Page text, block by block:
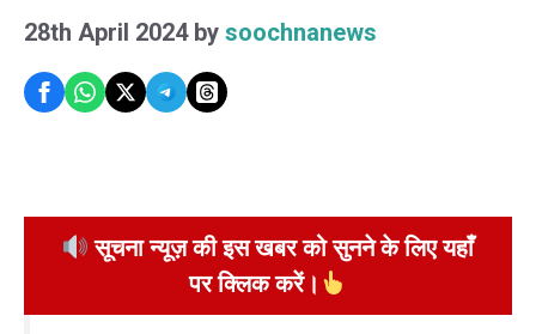
28th April 2024 by soochnanews
सूचना न्यूज़ की इस खबर को सुनने के लिए यहाँ
पर क्लिक करें।